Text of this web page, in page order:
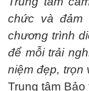
chức và đảm
chương trình
để mỗi trải
niệm đẹp, trọn
Trung tâm